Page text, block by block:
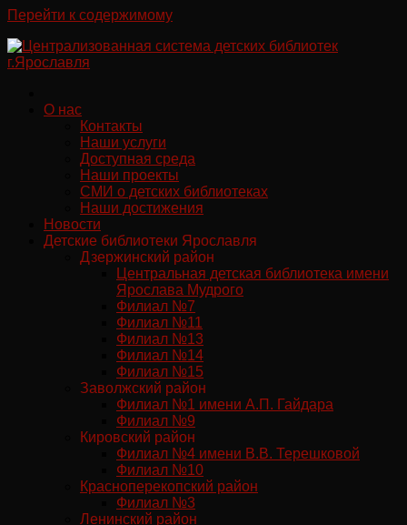
Перейти к содержимому
О нас
Контакты
Наши услуги
Доступная среда
Наши проекты
СМИ о детских библиотеках
Наши достижения
Новости
Детские библиотеки Ярославля
Дзержинский район
Центральная детская библиотека имени
Ярослава Мудрого
Филиал №7
Филиал №11
Филиал №13
Филиал №14
Филиал №15
Заволжский район
Филиал №1 имени А.П. Гайдара
Филиал №9
Кировский район
Филиал №4 имени В.В. Терешковой
Филиал №10
Красноперекопский район
Филиал №3
Ленинский район